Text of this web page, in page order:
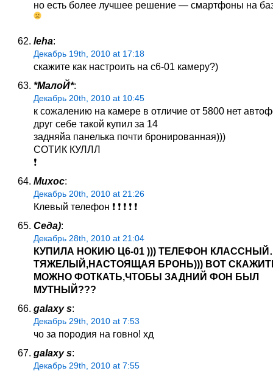
но есть более лучшее решение — смартфоны на
leha:
Декабрь 19th, 2010 at 17:18
скажите как настроить на c6-01 камеру?)
*МалоЙ*:
Декабрь 20th, 2010 at 10:45
к сожалению на камере в отличие от 5800 нет
друг себе такой купил за 14
задняйа панелька почти бронированная)))
СОТИК КУЛЛЛ
❗
Михос:
Декабрь 20th, 2010 at 21:26
Клевый телефон ❗ ❗ ❗ ❗ ❗
Седа):
Декабрь 28th, 2010 at 21:04
КУПИЛА НОКИЮ Ц6-01 ))) ТЕЛЕФОН
ТЯЖЕЛЫЙ,НАСТОЯЩАЯ БРОНЬ))) ВОТ
МОЖНО ФОТКАТЬ,ЧТОБЫ ЗАДНИЙ ФОН БЫЛ
МУТНЫЙ???
galaxy s:
Декабрь 29th, 2010 at 7:53
чо за породия на говно! хд
galaxy s:
Декабрь 29th, 2010 at 7:55